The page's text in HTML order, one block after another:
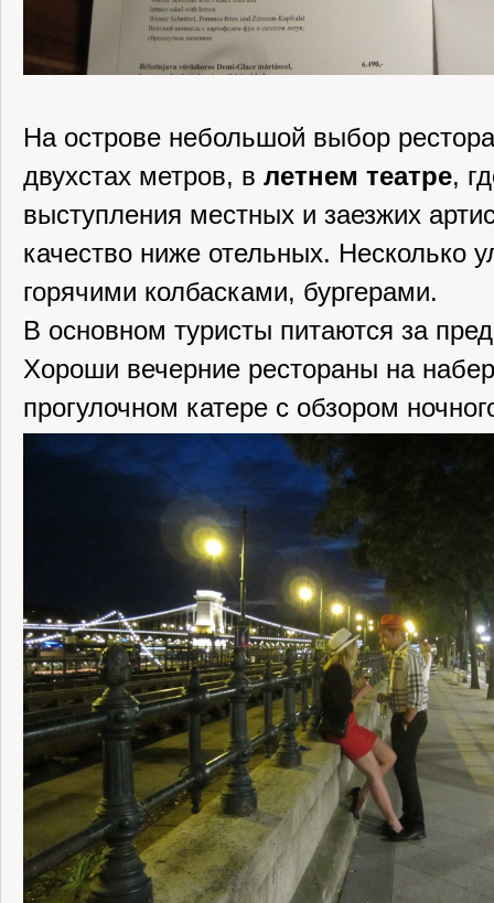
На острове небольшой выбор
двухстах метров, в летнем театре,
выступления местных и заезжих
качество ниже отельных. Несколько
горячими колбасками, бургерами.
В основном туристы питаются за
Хороши вечерние рестораны на
прогулочном катере с обзором